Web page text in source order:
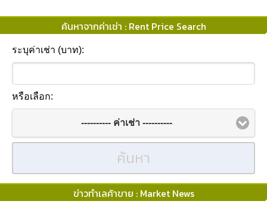
ค้นหาจากค่าเช่า : Rent Price Search
ระบุค่าเช่า (บาท):
หรือเลือก:
---------- ค่าเช่า ----------
ค้นหา
ข่าวทำเลค้าขาย : Market News